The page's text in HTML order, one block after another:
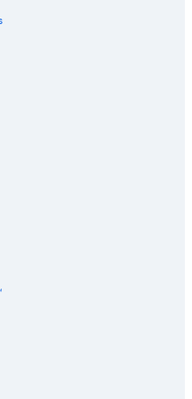
de Orlando
Springs
World®